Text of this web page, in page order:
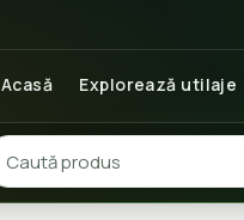
Acasă Explorează utilaje